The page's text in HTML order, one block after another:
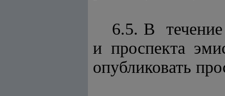
6.5. В
и проспекта
опубликовать